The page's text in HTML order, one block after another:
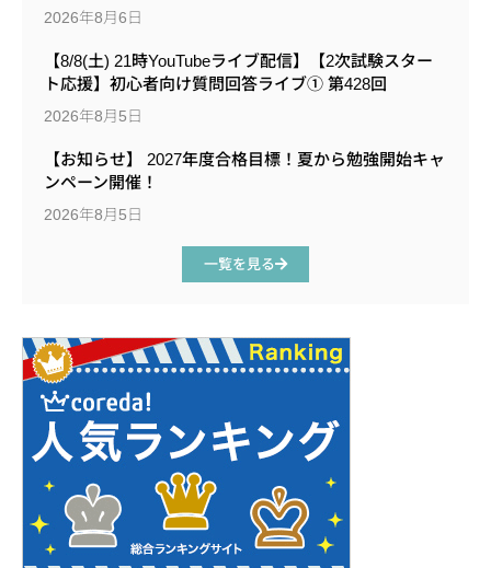
2026年8月6日
【8/8(土) 21時YouTubeライブ配信】【2次試験スター
ト応援】初心者向け質問回答ライブ① 第428回
2026年8月5日
【お知らせ】 2027年度合格目標！夏から勉強開始キャ
ンペーン開催！
2026年8月5日
一覧を見る